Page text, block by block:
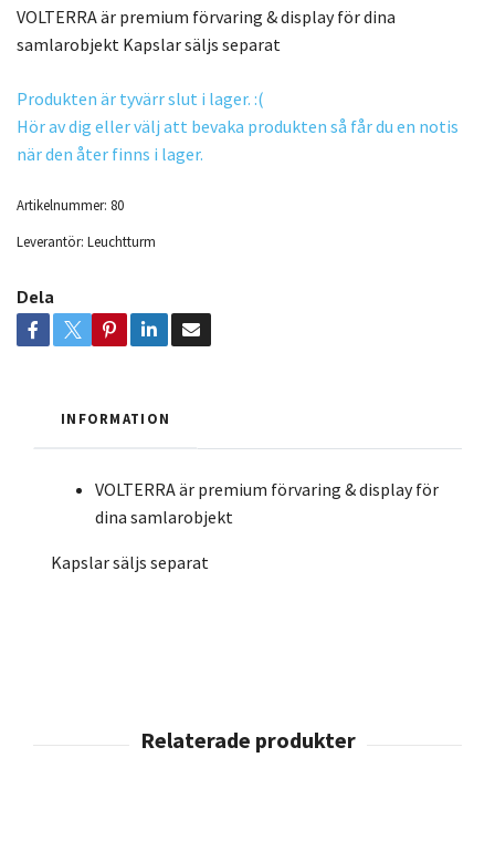
VOLTERRA är premium förvaring & display för dina
samlarobjekt Kapslar säljs separat
Produkten är tyvärr slut i lager. :(
Hör av dig eller välj att bevaka produkten så får du en notis
när den åter finns i lager.
Artikelnummer: 80
Leverantör: Leuchtturm
Dela
INFORMATION
VOLTERRA är premium förvaring & display för
dina samlarobjekt
Kapslar säljs separat